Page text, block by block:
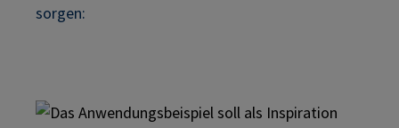
sorgen: